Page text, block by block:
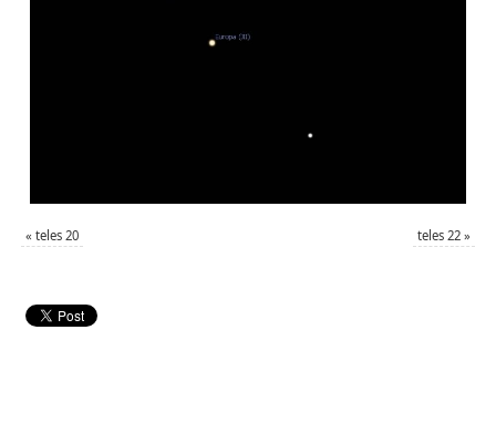
« teles 20 teles 22 »